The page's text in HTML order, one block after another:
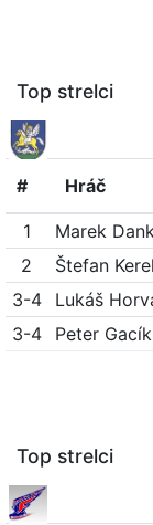
Top strelci
# Hráč
1 Marek
2
Štefan
3-4
Lukáš
3-4
Peter Gacík
Top strelci